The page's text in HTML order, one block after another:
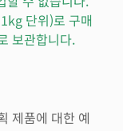
단위)로 구매
보관합니다.
제품에 대한 예